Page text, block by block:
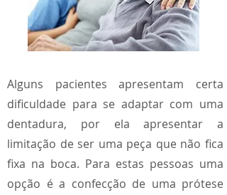
Alguns pacientes apresentam certa
dificuldade para se adaptar com uma
dentadura, por ela apresentar a
limitação de ser uma peça que não fica
fixa na boca. Para estas pessoas uma
opção é a confecção de uma prótese